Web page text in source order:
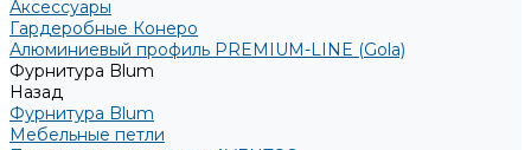
Аксессуары
Гардеробные Конеро
Алюминиевый профиль PREMIUM-LINE (Gola)
Фурнитура Blum
Назад
Фурнитура Blum
Мебельные петли